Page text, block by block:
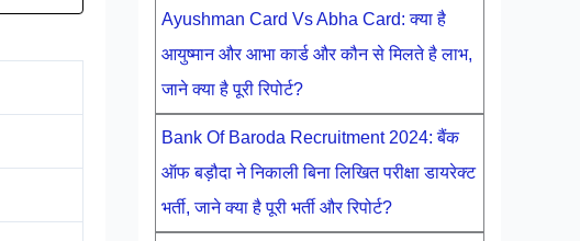
Ayushman Card Vs Abha Card: क्या है
आयुष्मान और आभा कार्ड और कौन से मिलते है लाभ,
जाने क्या है पूरी रिपोर्ट?
Bank Of Baroda Recruitment 2024: बैंक
ऑफ बड़ौदा ने निकाली बिना लिखित परीक्षा डायरेक्ट
भर्ती, जाने क्या है पूरी भर्ती और रिपोर्ट?